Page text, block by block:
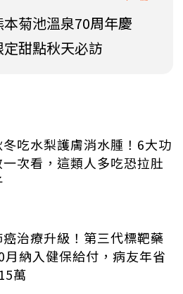
菊池溫泉70周年慶
甜點秋天必訪
冬吃水梨護膚消水腫！6大功
一次看，這類人多吃恐拉肚
癌治療升級！第三代標靶藥
月納入健保給付，病友年省
萬